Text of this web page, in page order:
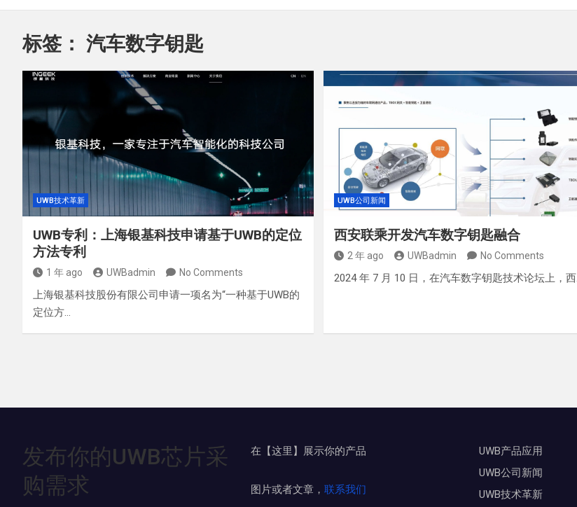
标签： 汽车数字钥匙
UWB技术革新
UWB专利：上海银基科技申请基于UWB的定位
方法专利
1 年 ago UWBadmin No Comments
上海银基科技股份有限公司申请一项名为“一种基于UWB的
定位方…
UWB公司新闻
西安联乘开发汽车数字钥匙融合
2 年 ago UWBadmin No Comments
2024 年 7 月 10 日，在汽车数字钥匙技术论坛上，西…
发布你的UWB芯片采
购需求
在【这里】展示你的产品
图片或者文章， 联系我们
UWB产品应用
UWB公司新闻
UWB技术革新